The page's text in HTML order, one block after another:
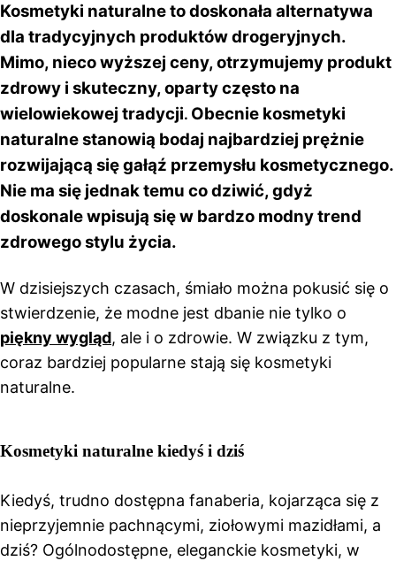
Kosmetyki naturalne to doskonała alternatywa
dla tradycyjnych produktów drogeryjnych.
Mimo, nieco wyższej ceny, otrzymujemy produkt
zdrowy i skuteczny, oparty często na
wielowiekowej tradycji. Obecnie kosmetyki
naturalne stanowią bodaj najbardziej prężnie
rozwijającą się gałąź przemysłu kosmetycznego.
Nie ma się jednak temu co dziwić, gdyż
doskonale wpisują się w bardzo modny trend
zdrowego stylu życia.
W dzisiejszych czasach, śmiało można pokusić się o
stwierdzenie, że modne jest dbanie nie tylko o
piękny wygląd, ale i o zdrowie. W związku z tym,
coraz bardziej popularne stają się kosmetyki
naturalne.
Kosmetyki naturalne kiedyś i dziś
Kiedyś, trudno dostępna fanaberia, kojarząca się z
nieprzyjemnie pachnącymi, ziołowymi mazidłami, a
dziś? Ogólnodostępne, eleganckie kosmetyki, w